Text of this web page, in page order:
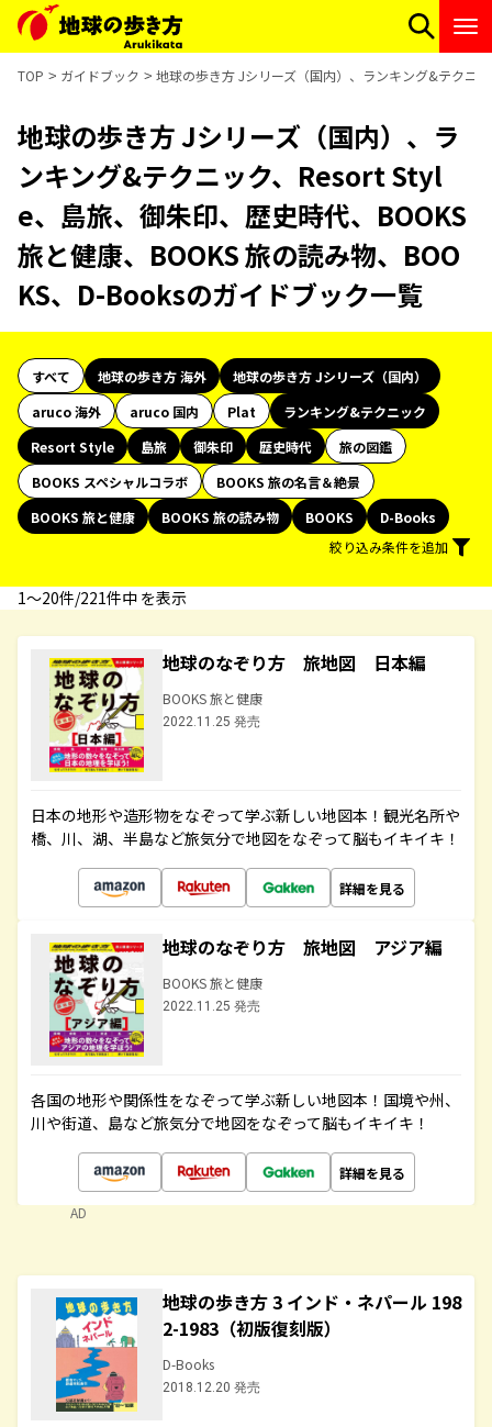
TOP ガイドブック 地球の歩き方 Jシリーズ（国内）、ランキング&テクニ
地球の歩き方 Jシリーズ（国内）、ラ
ンキング&テクニック、Resort Styl
e、島旅、御朱印、歴史時代、BOOKS
旅と健康、BOOKS 旅の読み物、BOO
KS、D-Booksのガイドブック一覧
すべて 地球の歩き方 海外
地球の歩き方 Jシリーズ（国内）
aruco 海外
aruco 国内 Plat
ランキング&テクニック
Resort Style
島旅 御朱印 歴史時代
旅の図鑑
BOOKS スペシャルコラボ
BOOKS 旅の名言＆絶景
BOOKS 旅と健康
BOOKS 旅の読み物 BOOKS
D-Books
絞り込み条件を追加
1〜20件/221件中 を表示
地球のなぞり方 旅地図 日本編
BOOKS 旅と健康
2022.11.25 発売
日本の地形や造形物をなぞって学ぶ新しい地図本！観光名所や
橋、川、湖、半島など旅気分で地図をなぞって脳もイキイキ！
詳細を見る
地球のなぞり方 旅地図 アジア編
BOOKS 旅と健康
2022.11.25 発売
各国の地形や関係性をなぞって学ぶ新しい地図本！国境や州、
川や街道、島など旅気分で地図をなぞって脳もイキイキ！
詳細を見る
AD
地球の歩き方 3 インド・ネパール 198
2-1983（初版復刻版）
D-Books
2018.12.20 発売